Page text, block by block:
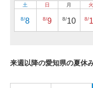
土
8/8
日
8/9
月
8/10
火
8/
来週以降の愛知県の夏休